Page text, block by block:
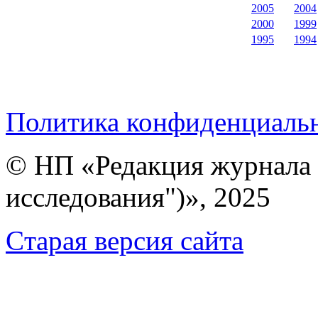
2005
2004
2000
1999
1995
1994
Политика
© НП «Редакция
исследования")», 2025
Cтарая версия сайта